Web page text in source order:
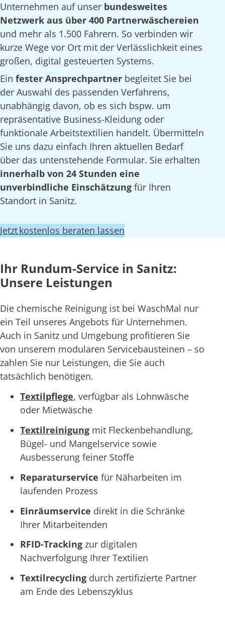
Unternehmen auf unser bundesweites
Netzwerk aus über 400 Partnerwäschereien
und mehr als 1.500 Fahrern. So verbinden wir
kurze Wege vor Ort mit der Verlässlichkeit eines
großen, digital gesteuerten Systems.
Ein fester Ansprechpartner begleitet Sie bei
der Auswahl des passenden Verfahrens,
unabhängig davon, ob es sich bspw. um
repräsentative Business-Kleidung oder
funktionale Arbeitstextilien handelt. Übermitteln
Sie uns dazu einfach Ihren aktuellen Bedarf
über das untenstehende Formular. Sie erhalten
innerhalb von 24 Stunden eine
unverbindliche Einschätzung für Ihren
Standort in Sanitz.
Jetzt kostenlos beraten lassen
Ihr Rundum-Service in Sanitz:
Unsere Leistungen
Die chemische Reinigung ist bei WaschMal nur
ein Teil unseres Angebots für Unternehmen.
Auch in Sanitz und Umgebung profitieren Sie
von unserem modularen Servicebausteinen – so
zahlen Sie nur Leistungen, die Sie auch
tatsächlich benötigen.
Textilpflege, verfügbar als Lohnwäsche
oder Mietwäsche
Textilreinigung mit Fleckenbehandlung,
Bügel- und Mangelservice sowie
Ausbesserung feiner Stoffe
Reparaturservice für Näharbeiten im
laufenden Prozess
Einräumservice direkt in die Schränke
Ihrer Mitarbeitenden
RFID-Tracking zur digitalen
Nachverfolgung Ihrer Textilien
Textilrecycling durch zertifizierte Partner
am Ende des Lebenszyklus